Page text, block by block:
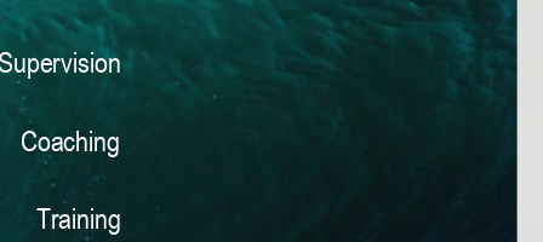
Coaching
Training